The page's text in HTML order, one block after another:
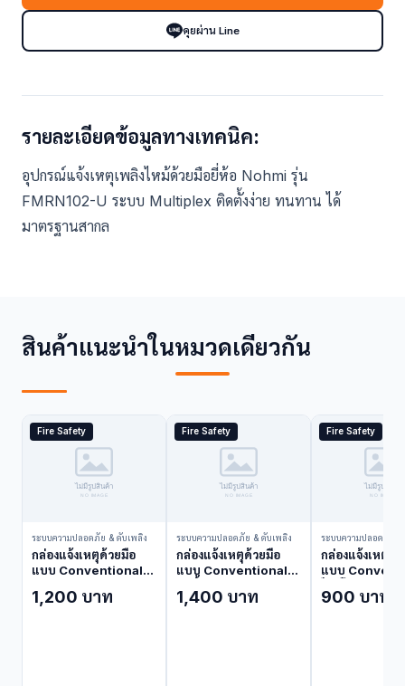
คุยผ่าน Line
รายละเอียดข้อมูลทางเทคนิค:
อุปกรณ์แจ้งเหตุเพลิงไหม้ด้วยมือยี่ห้อ Nohmi รุ่น
FMRN102-U ระบบ Multiplex ติดตั้งง่าย ทนทาน ได้
มาตรฐานสากล
สินค้าแนะนำในหมวดเดียวกัน
Fire Safety
ระบบความปลอดภัย & ดับเพลิง
กล่องแจ้งเหตุด้วยมือ
แบบ Conventional
(Manual Call Point)
1,200 บาท
Fire Safety
ระบบความปลอดภัย & ดับเพลิง
กล่องแจ้งเหตุด้วยมือ
แบบ Conventional
FMMN102-UW
1,400 บาท
Fire Safety
ระบบความปลอดภัย &
กล่องแจ้งเหตุด้
แบบ
สนอง Nohmi
900 บาท